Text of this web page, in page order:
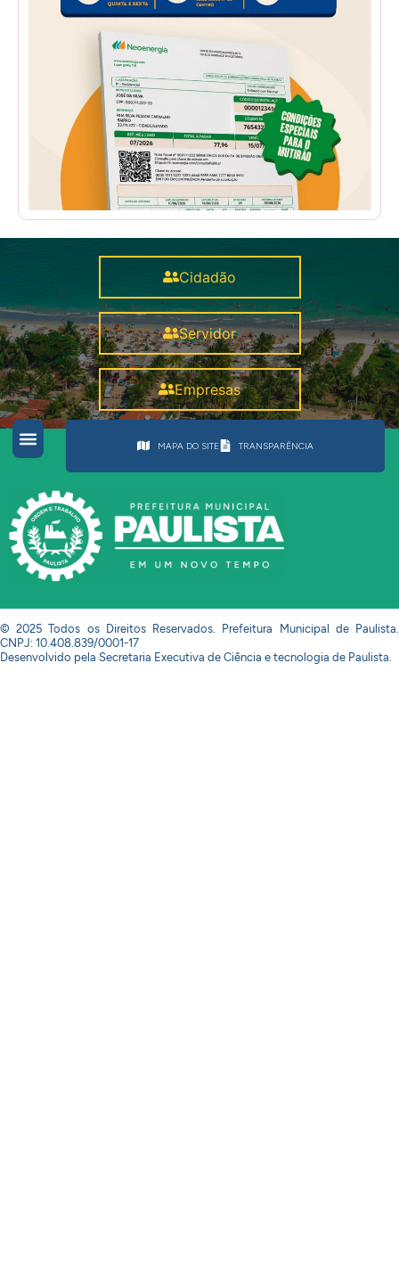
Cidadão
Servidor
Empresas
MAPA DO SITE TRANSPARÊNCIA
© 2025 Todos os Direitos Reservados. Prefeitura Municipal de Paulista.
CNPJ: 10.408.839/0001-17
Desenvolvido pela Secretaria Executiva de Ciência e tecnologia de Paulista.